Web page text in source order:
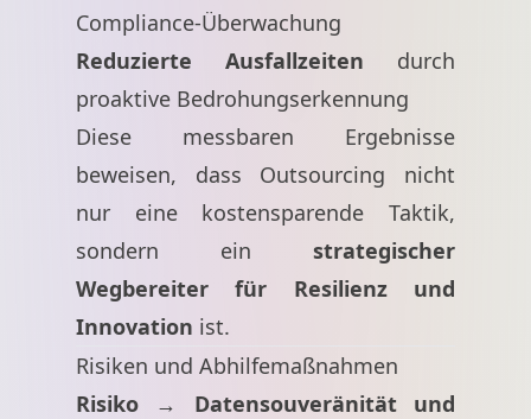
Compliance-Überwachung
Reduzierte Ausfallzeiten durch
proaktive Bedrohungserkennung
Diese messbaren Ergebnisse
beweisen, dass Outsourcing nicht
nur eine kostensparende Taktik,
sondern ein strategischer
Wegbereiter für Resilienz und
Innovation ist.
Risiken und Abhilfemaßnahmen
Risiko → Datensouveränität und